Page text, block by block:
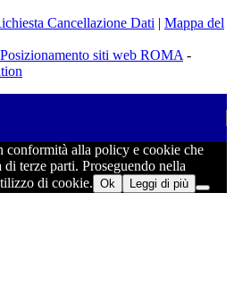
Cancellazione Dati | Mappa del
Posizionamento siti web ROMA -
conformità alla policy e cookie che
terze parti. Proseguendo nella
di cookie. Ok Leggi di più